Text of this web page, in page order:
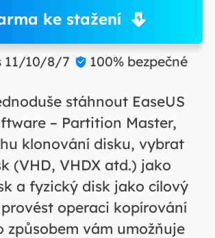
ke stažení
11/10/8/7  100% bezpečné
stáhnout EaseUS
– Partition Master,
klonování disku, vybrat
(VHD, VHDX atd.) jako
a fyzický disk jako cílový
operaci kopírování
způsobem vám umožňuje